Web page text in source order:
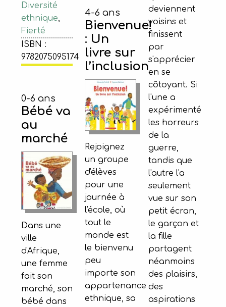
Diversité
ethnique,
Fierté
ISBN :
9782075095174
deviennent
voisins et
finissent
par
s'apprécier
en se
côtoyant. Si
l'une a
expérimenté
les horreurs
de la
guerre,
tandis que
l'autre l'a
seulement
vue sur son
petit écran,
le garçon et
la fille
partagent
néanmoins
des plaisirs,
des
aspirations
0-6 ans
Bébé va
au
marché
Dans une
ville
d'Afrique,
une femme
fait son
marché, son
bébé dans
4-6 ans
Bienvenue!
: Un
livre sur
l’inclusion
Rejoignez
un groupe
d'élèves
pour une
journée à
l'école, où
tout le
monde est
le bienvenu
peu
importe son
appartenance
ethnique, sa